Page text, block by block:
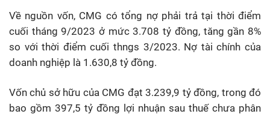
Về nguồn vốn, CMG có tổng nợ phải trả tại thời điểm
cuối tháng 9/2023 ở mức 3.708 tỷ đồng, tăng gần 8%
so với thời điểm cuối thngs 3/2023. Nợ tài chính của
doanh nghiệp là 1.630,8 tỷ đồng.
Vốn chủ sở hữu của CMG đạt 3.239,9 tỷ đồng, trong đó
bao gồm 397,5 tỷ đồng lợi nhuận sau thuế chưa phân